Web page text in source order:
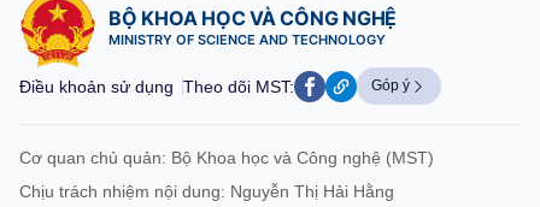
BỘ KHOA HỌC VÀ CÔNG NGHỆ
MINISTRY OF SCIENCE AND TECHNOLOGY
Điều khoản sử dụng Theo dõi MST: Góp ý
Cơ quan chủ quản: Bộ Khoa học và Công nghệ (MST)
Chịu trách nhiệm nội dung: Nguyễn Thị Hải Hằng